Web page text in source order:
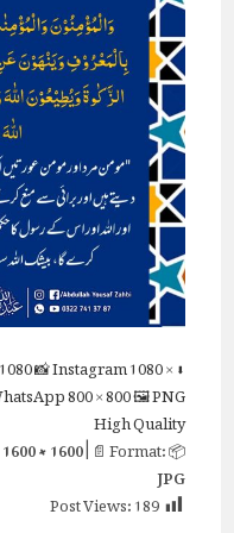
⬇ Original
📸 Instagram1080 ×
800 × 800🖼 PNG
High Quality
📦 Size:
1600 × 1600| 📄 Format:
JPG
Post Views:189